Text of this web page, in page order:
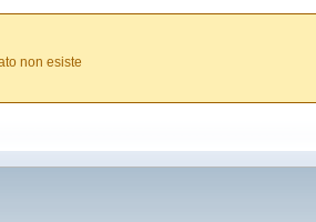
non esiste